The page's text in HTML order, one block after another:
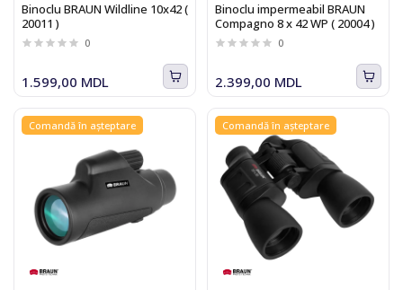
Binoclu BRAUN Wildline 10x42 (
20011 )
0
1.599,00 MDL
Binoclu impermeabil BRAUN
Compagno 8 x 42 WP ( 20004 )
0
2.399,00 MDL
Comandă în așteptare Comandă în așteptare